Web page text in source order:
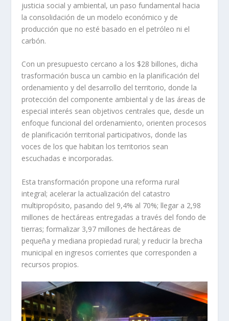
justicia social y ambiental, un paso fundamental hacia
la consolidación de un modelo económico y de
producción que no esté basado en el petróleo ni el
carbón.
Con un presupuesto cercano a los $28 billones, dicha
trasformación busca un cambio en la planificación del
ordenamiento y del desarrollo del territorio, donde la
protección del componente ambiental y de las áreas de
especial interés sean objetivos centrales que, desde un
enfoque funcional del ordenamiento, orienten procesos
de planificación territorial participativos, donde las
voces de los que habitan los territorios sean
escuchadas e incorporadas.
Esta transformación propone una reforma rural
integral; acelerar la actualización del catastro
multipropósito, pasando del 9,4% al 70%; llegar a 2,98
millones de hectáreas entregadas a través del fondo de
tierras; formalizar 3,97 millones de hectáreas de
pequeña y mediana propiedad rural; y reducir la brecha
municipal en ingresos corrientes que corresponden a
recursos propios.